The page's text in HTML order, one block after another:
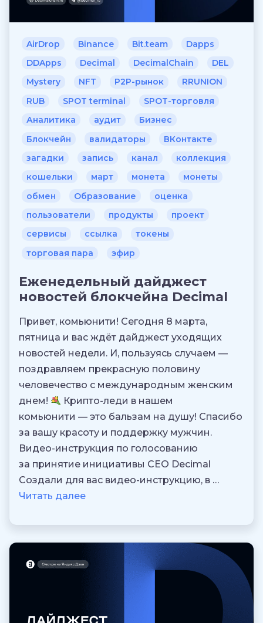
AirDrop Binance Bit.team
Dapps
DDApps
Decimal DecimalChain
DEL
Mystery
NFT P2P-рынок
RRUNION
RUB
SPOT terminal
SPOT-торговля
Аналитика
аудит
Бизнес
Блокчейн
валидаторы
ВКонтакте
загадки
запись канал
коллекция
кошельки
март монета
монеты
обмен
Образование
оценка
пользователи
продукты
проект
сервисы
ссылка
токены
торговая пара
эфир
Еженедельный дайджест
новостей блокчейна Decimal
Привет, комьюнити! Сегодня 8 марта,
пятница и вас ждёт дайджест уходящих
новостей недели. И, пользуясь случаем —
поздравляем прекрасную половину
человечество с международным женским
днем!
Крипто-леди в нашем
комьюнити — это бальзам на душу! Спасибо
за вашу красоту и поддержку мужчин.
Видео-инструкция по голосованию
за принятие инициативы CEO Decimal
Создали для вас видео-инструкцию, в …
Читать далее